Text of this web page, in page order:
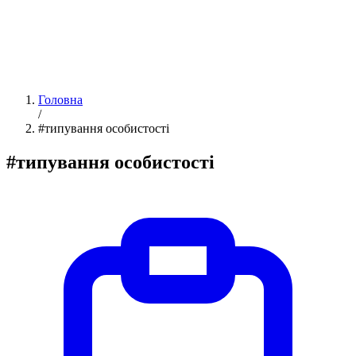
Головна
/
#типування особистості
#типування особистості